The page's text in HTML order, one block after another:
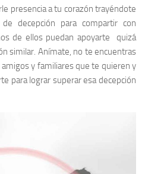
presencia a tu corazón trayéndote
decepción para compartir con
de ellos puedan apoyarte quizá
similar. Anímate, no te encuentras
y familiares que te quieren y
para lograr superar esa decepción